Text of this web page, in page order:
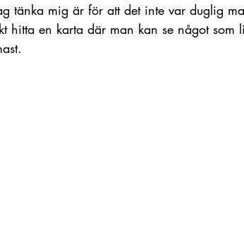
tänka mig är för att det inte var duglig
hitta en karta där man kan se något